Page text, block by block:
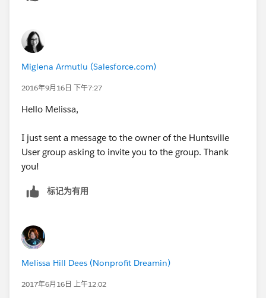
Miglena Armutlu (Salesforce.com)
2016年9月16日 下午7:27
Hello Melissa,
I just sent a message to the owner of the Huntsville
User group asking to invite you to the group. Thank
you!
标记为有用
Melissa Hill Dees (Nonprofit Dreamin)
2017年6月16日 上午12:02